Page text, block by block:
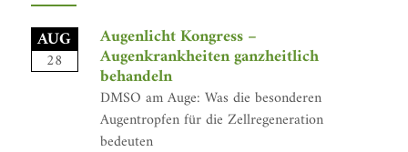
AUG
28
Augenlicht Kongress –
Augenkrankheiten ganzheitlich
behandeln
DMSO am Auge: Was die besonderen
Augentropfen für die Zellregeneration
bedeuten